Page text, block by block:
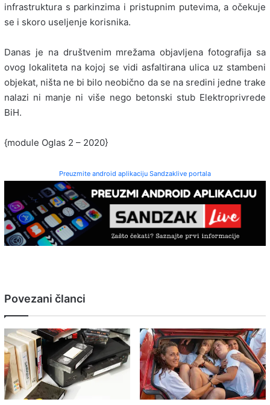
infrastruktura s parkinzima i pristupnim putevima, a očekuje
se i skoro useljenje korisnika.
Danas je na društvenim mrežama objavljena fotografija sa
ovog lokaliteta na kojoj se vidi asfaltirana ulica uz stambeni
objekat, ništa ne bi bilo neobično da se na sredini jedne trake
nalazi ni manje ni više nego betonski stub Elektroprivrede
BiH.
{module Oglas 2 – 2020}
Preuzmite android aplikaciju Sandzaklive portala
Povezani članci